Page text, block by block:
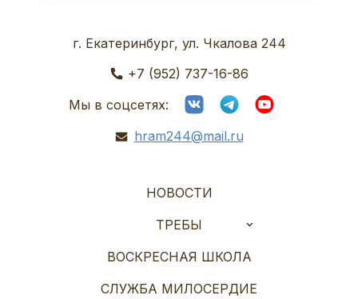
г. Екатеринбург, ул. Чкалова 244
+7 (952) 737-16-86
Мы в соцсетях:
hram244@mail.ru
НОВОСТИ
ТРЕБЫ
ВОСКРЕСНАЯ ШКОЛА
СЛУЖБА МИЛОСЕРДИЕ